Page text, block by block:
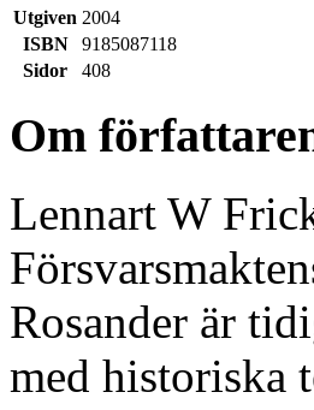
Utgiven 2004
ISBN
9185087118
Sidor
408
Om
Lennart W
Rosander är
med historiska